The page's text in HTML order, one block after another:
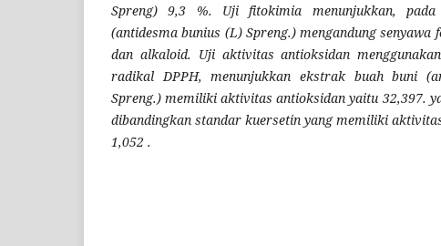
Spreng) 9,3 %. Uji fitokimia menunjukkan,
(antidesma bunius (L) Spreng.) mengandung senyawa
dan alkaloid. Uji aktivitas antioksidan
radikal DPPH, menunjukkan ekstrak buah buni
Spreng.) memiliki aktivitas antioksidan yaitu 32,397.
dibandingkan standar kuersetin yang memiliki
1,052 .